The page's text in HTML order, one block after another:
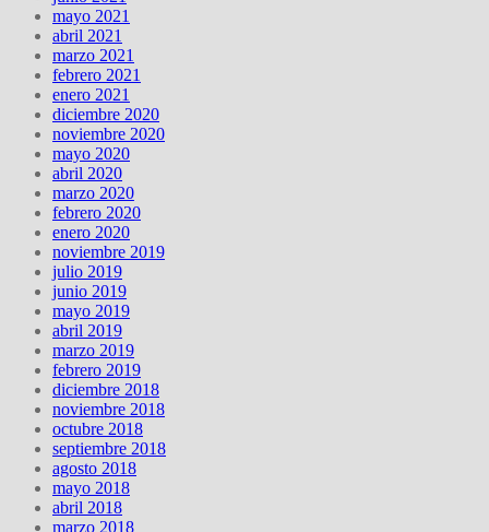
mayo 2021
abril 2021
marzo 2021
febrero 2021
enero 2021
diciembre 2020
noviembre 2020
mayo 2020
abril 2020
marzo 2020
febrero 2020
enero 2020
noviembre 2019
julio 2019
junio 2019
mayo 2019
abril 2019
marzo 2019
febrero 2019
diciembre 2018
noviembre 2018
octubre 2018
septiembre 2018
agosto 2018
mayo 2018
abril 2018
marzo 2018